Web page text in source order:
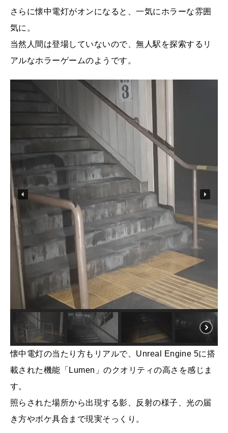
さらに懐中電灯がオンになると、一気にホラーな雰囲
気に。
当然人間は登場していないので、無人駅を探索するリ
アルなホラーゲームのようです。
懐中電灯の当たり方もリアルで、Unreal Engine 5に搭
載された機能「Lumen」のクオリティの高さを感じま
す。
照らされた場所から出現する影、反射の様子、光の届
き方やボケ具合まで現実そっくり。